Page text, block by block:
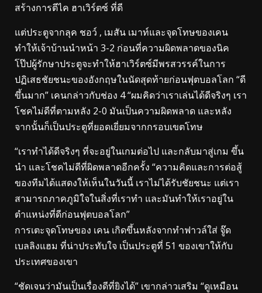
สร้างการตีไค ฮาเวิร์ตซ์ ที่ดี
แต่ประตูจากลุค ชอว์ , เมสัน เมาท์และจุดโทษของเคน
ทำให้เจ้าบ้านนำหน้า 3-2 ก่อนที่ความผิดพลาดของนิค
โป๊ปผู้รักษาประตูจะทำให้ฮาเวิร์ตซ์มีพรสวรรค์ในการ
ปฏิเสธชัยชนะของอังกฤษในนัดสุดท้ายก่อนฟุตบอลโลก “ดี
ขึ้นมาก” เคนกล่าวกับช่อง 4 “ผมคิดว่าเราเล่นได้ดีจริงๆ เรา
โชคไม่ดีที่ตามหลัง 2-0 มันเป็นความผิดพลาด และหลัง
จากนั้นก็เป็นประตูที่ยอดเยี่ยมจากกรอบเขตโทษ
“เราทำได้ดีจริงๆ ที่จะอยู่ในเกมต่อไป และกลับมาสู่เกม ขึ้น
นำ และโชคไม่ดีที่ผิดพลาดอีกครั้ง “ความคิดและการต่อสู้
ของทีมได้แสดงให้เห็นในวันนี้ เราไม่ได้รับชัยชนะ แต่เรา
สามารถภาคภูมิใจในสิ่งที่เราทำ และมันทำให้เราอยู่ใน
ตำแหน่งที่ดีก่อนฟุตบอลโลก”
การเตะจุดโทษของ เคน เกิดขึ้นหลังจากทำฟาวล์ใส่ จู๊ด
เบลลิงแฮม ที่น่าประทับใจ เป็นประตูที่ 51 ของเขาให้กับ
ประเทศของเขา
“ชัดเจนว่ามันเป็นเรื่องดีที่ยิงได้” เขากล่าวเสริม “ดูเหมือน